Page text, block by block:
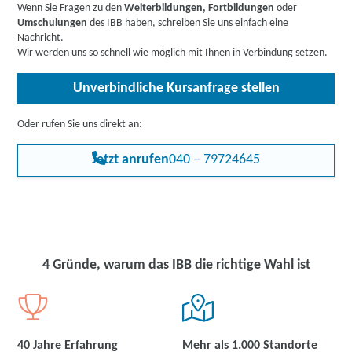
Arbeitssuchende ,Berufstätige,Unternehmenoder
Rehabilitand:innen.
Wenn Sie Fragen zu denWeiterbildungen, Fortbildungen oder
Umschulungen des IBB haben, schreiben Sie uns einfach eine
Nachricht.
Wir werden uns so schnell wie möglich mit Ihnen in Verbindung setzen.
Unverbindliche Kursanfrage stellen
Oder rufen Sie uns direkt an:
Jetzt anrufen040 – 79724645
4 Gründe, warum das IBB die richtige Wahl ist
40 Jahre Erfahrung Mehr als 1.000 Standorte